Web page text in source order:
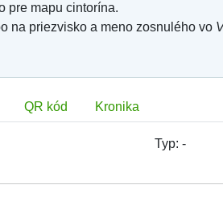
pre mapu cintorína.
na priezvisko a meno zosnulého vo
QR kód Kronika
Typ: -